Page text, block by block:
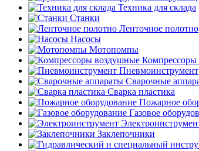
Техника для склада
Станки
Ленточное полотно
Насосы
Мотопомпы
Пневмоинструмент
Сварочные
Сварка пластика
Пожарное
Газовое
Заклепочники